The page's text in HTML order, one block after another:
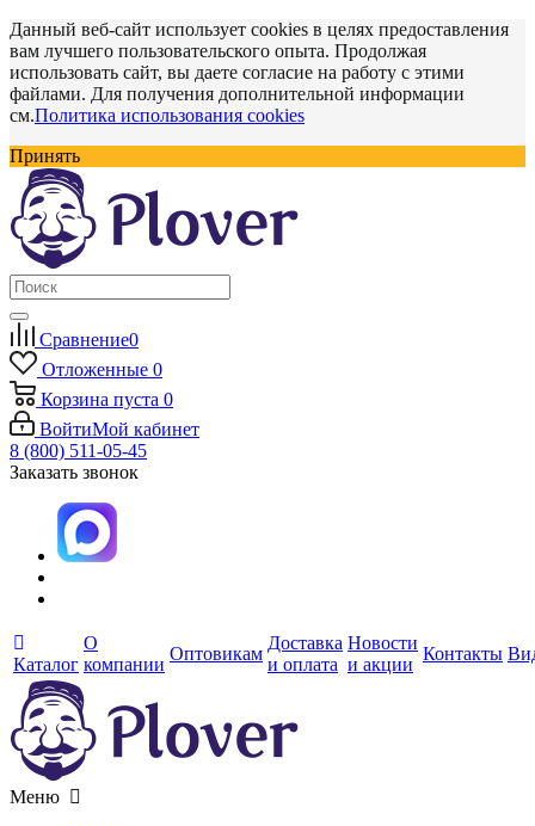
Данный веб-сайт использует cookies в целях предоставления
вам лучшего пользовательского опыта. Продолжая
использовать сайт, вы даете согласие на работу с этими
файлами. Для получения дополнительной информации
см.Политика использования cookies
Принять
Сравнение0
Отложенные 0
Корзина пуста 0
ВойтиМой кабинет
8 (800) 511-05-45
Заказать звонок
Каталог
О
компании
Оптовикам
Доставка
и оплата
Новости
и акции
Контакты
Меню